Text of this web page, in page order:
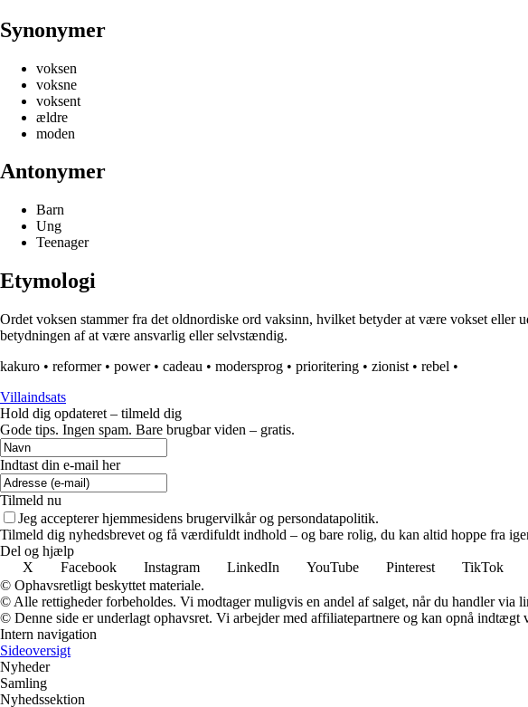
Synonymer
voksen
voksne
voksent
ældre
moden
Antonymer
Barn
Ung
Teenager
Etymologi
Ordet voksen stammer fra det oldnordiske ord vaksinn, hvilket betyder at være vokset eller
betydningen af at være ansvarlig eller selvstændig.
kakuro • reformer• power• cadeau • modersprog • prioritering • zionist • rebel •
Villaindsats
Hold dig opdateret – tilmeld dig
Gode tips. Ingen spam. Bare brugbar viden – gratis.
Indtast din e-mail her
Tilmeld nu
Jeg accepterer hjemmesidens brugervilkår og persondatapolitik.
Tilmeld dig nyhedsbrevet og få værdifuldt indhold – og bare rolig, du kan altid hoppe fra
Del og hjælp
X
Facebook Instagram LinkedIn YouTube Pinterest TikTok
© Ophavsretligt beskyttet materiale.
© Alle rettigheder forbeholdes. Vi modtager muligvis en andel af salget, når du handler via
© Denne side er underlagt ophavsret. Vi arbejder med affiliatepartnere og kan opnå
Intern navigation
Sideoversigt
Nyheder
Samling
Nyhedssektion